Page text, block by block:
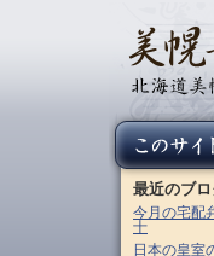
最近のブ
今月の宅配
十
日本の皇室